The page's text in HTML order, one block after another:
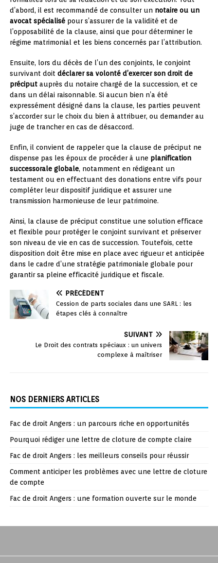
d’abord, il est recommandé de consulter un notaire ou un
avocat spécialisé pour s’assurer de la validité et de
l’opposabilité de la clause, ainsi que pour déterminer le
régime matrimonial et les biens concernés par l’attribution.
Ensuite, lors du décès de l’un des conjoints, le conjoint
survivant doit déclarer sa volonté d’exercer son droit de
préciput auprès du notaire chargé de la succession, et ce
dans un délai raisonnable. Si aucun bien n’a été
expressément désigné dans la clause, les parties peuvent
s’accorder sur le choix du bien à attribuer, ou demander au
juge de trancher en cas de désaccord.
Enfin, il convient de rappeler que la clause de préciput ne
dispense pas les époux de procéder à une planification
successorale globale, notamment en rédigeant un
testament ou en effectuant des donations entre vifs pour
compléter leur dispositif juridique et assurer une
transmission harmonieuse de leur patrimoine.
Ainsi, la clause de préciput constitue une solution efficace
et flexible pour protéger le conjoint survivant et préserver
son niveau de vie en cas de succession. Toutefois, cette
disposition doit être mise en place avec rigueur et anticipée
dans le cadre d’une stratégie patrimoniale globale pour
garantir sa pleine efficacité juridique et fiscale.
PRÉCÉDENT
Cession de parts sociales dans une SARL : les
étapes clés à connaître
SUIVANT
Le Droit des contrats spéciaux : un univers
complexe à maîtriser
NOS DERNIERS ARTICLES
Fac de droit Angers : un parcours riche en opportunités
Pourquoi rédiger une lettre de cloture de compte claire
Fac de droit Angers : les meilleurs conseils pour réussir
Comment anticiper les problèmes avec une lettre de cloture
de compte
Fac de droit Angers : une formation ouverte sur le monde